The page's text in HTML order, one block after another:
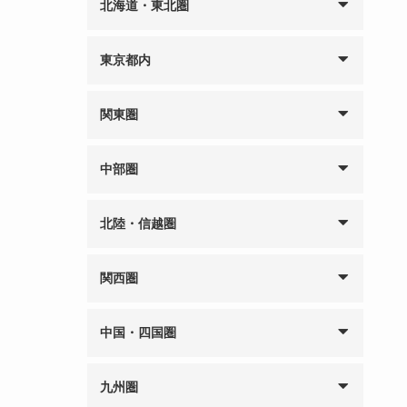
北海道・東北圏
東京都内
関東圏
中部圏
北陸・信越圏
関西圏
中国・四国圏
九州圏